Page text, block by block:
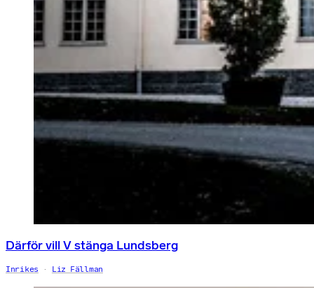
Därför vill V stänga Lundsberg
Inrikes Liz Fällman